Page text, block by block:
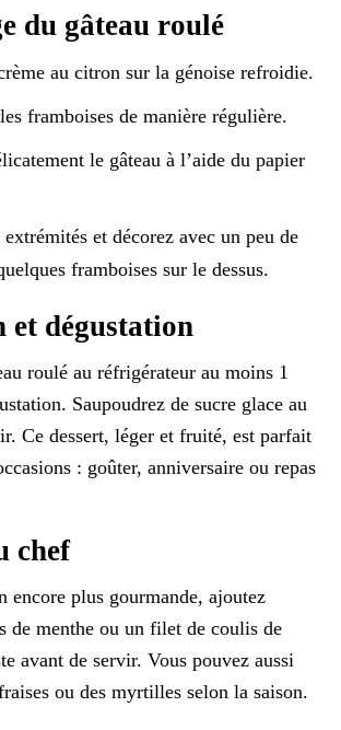
du gâteau roulé
au citron sur la génoise refroidie.
framboises de manière régulière.
le gâteau à l’aide du papier
et décorez avec un peu de
framboises sur le dessus.
et dégustation
roulé au réfrigérateur au moins 1
Saupoudrez de sucre glace au
Ce dessert, léger et fruité, est parfait
: goûter, anniversaire ou repas
chef
encore plus gourmande, ajoutez
de menthe ou un filet de coulis de
avant de servir. Vous pouvez aussi
ou des myrtilles selon la saison.